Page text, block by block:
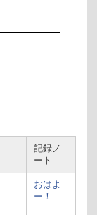
記録ノ
ート
おはよ
ー！